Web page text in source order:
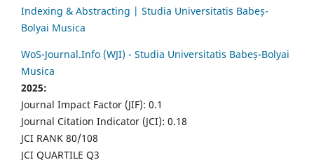
Indexing & Abstracting | Studia Universitatis Babeș-
Bolyai Musica
WoS-Journal.Info (WJI) - Studia Universitatis Babeș-Bolyai
Musica
2025:
Journal Impact Factor (JIF): 0.1
Journal Citation Indicator (JCI): 0.18
JCI RANK 80/108
JCI QUARTILE Q3